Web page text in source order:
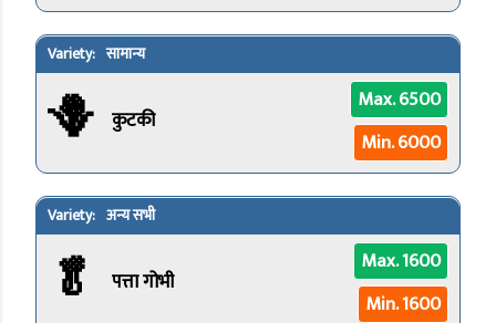
सामान्य
🪻 कुटकी
Max. 6500
Min. 6000
अन्य सभी
🥬 पत्ता गोभी
Max. 1600
Min. 1600